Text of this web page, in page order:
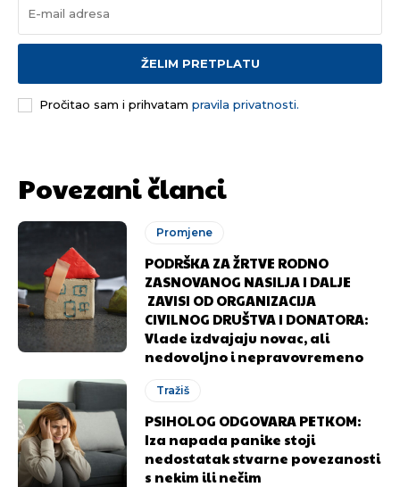
ŽELIM PRETPLATU
Pročitao sam i prihvatam pravila privatnosti.
Povezani članci
Promjene
PODRŠKA ZA ŽRTVE RODNO
ZASNOVANOG NASILJA I DALJE
ZAVISI OD ORGANIZACIJA
CIVILNOG DRUŠTVA I DONATORA:
Vlade izdvajaju novac, ali
nedovoljno i nepravovremeno
Tražiš
PSIHOLOG ODGOVARA PETKOM:
Iza napada panike stoji
nedostatak stvarne povezanosti
s nekim ili nečim